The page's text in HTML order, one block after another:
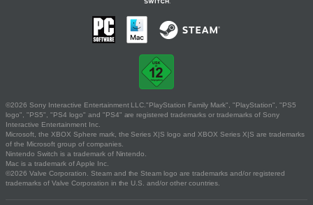
©2026 Sony Interactive Entertainment LLC."PlayStation Family Mark", "PlayStation", "PS5
logo", "PS5", "PS4 logo" and "PS4" are registered trademarks or trademarks of Sony
Interactive Entertainment Inc.
Microsoft, the XBOX Sphere mark, the Series X|S logo and XBOX Series X|S are trademarks
of the Microsoft group of companies.
Nintendo Switch is a trademark of Nintendo.
Mac is a trademark of Apple Inc.
©2026 Valve Corporation. Steam and the Steam logo are trademarks and/or registered
trademarks of Valve Corporation in the U.S. and/or other countries.